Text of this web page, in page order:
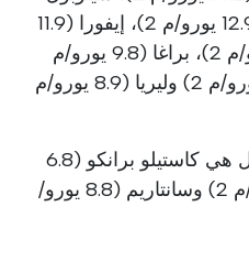
(13.1 يورو/م 2)، كويمبرا (12.9 يورو/م 2)، إيفورا (11.9
يورو/م 2)، أفيرو (11.6 يورو/م 2)، براغا (9.8 يورو/م
2)، فيانا دو كاستيلو (9.2 يورو/م 2) وليريا (8.9 يورو/م
أرخص المدن لاستئجار منزل هي كاستيلو برانكو (6.8
يورو/م 2) وفيسيو (8 يورو/م 2) وسانتاريم (8.8 يورو/